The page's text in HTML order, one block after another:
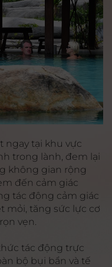
ngay tại khu vực
trong lành, đem lại
không gian rộng
đến cảm giác
tác động cảm giác
mỏi, tăng sức lực cơ
vẹn.
tác động trực
bộ bụi bẩn và tế